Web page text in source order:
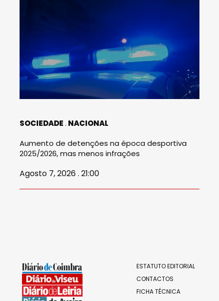
SOCIEDADE NACIONAL
Aumento de detenções na época desportiva
2025/2026, mas menos infrações
Agosto 7, 2026 . 21:00
ESTATUTO EDITORIAL
CONTACTOS
FICHA TÉCNICA